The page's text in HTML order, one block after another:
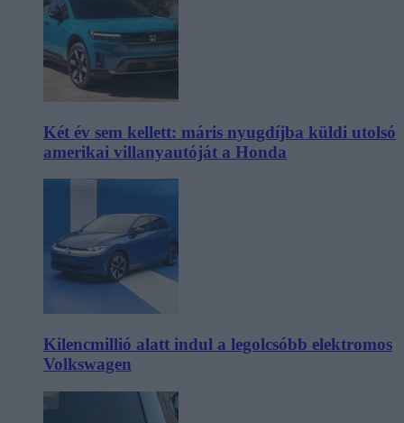
Két év sem kellett: máris nyugdíjba küldi utolsó
amerikai villanyautóját a Honda
Kilencmillió alatt indul a legolcsóbb elektromos
Volkswagen